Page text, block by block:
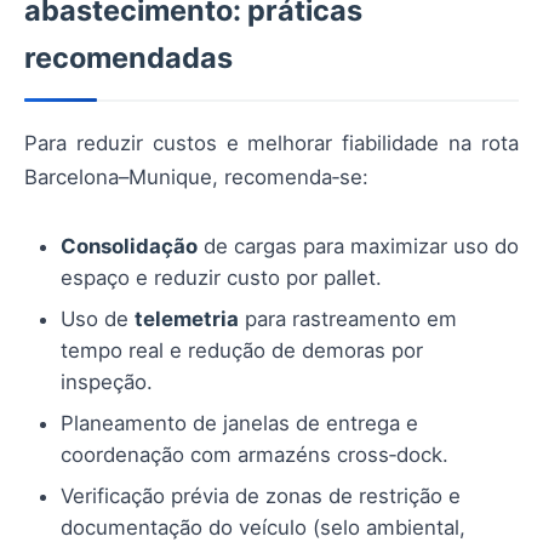
abastecimento: práticas
recomendadas
Para reduzir custos e melhorar fiabilidade na rota
Barcelona–Munique, recomenda‑se:
Consolidação de cargas para maximizar uso do
espaço e reduzir custo por pallet.
Uso de telemetria para rastreamento em
tempo real e redução de demoras por
inspeção.
Planeamento de janelas de entrega e
coordenação com armazéns cross‑dock.
Verificação prévia de zonas de restrição e
documentação do veículo (selo ambiental,